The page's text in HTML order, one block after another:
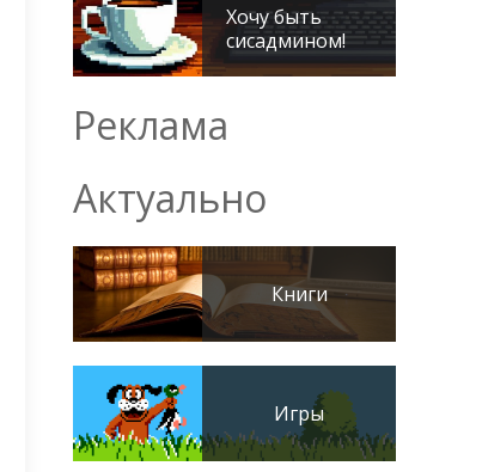
Хочу быть
сисадмином!
Реклама
Актуально
Книги
Игры